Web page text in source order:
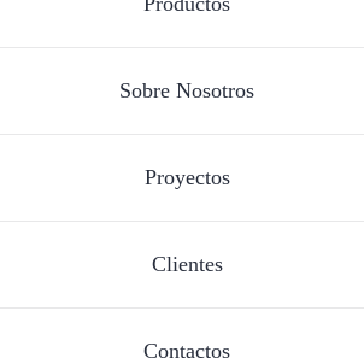
Sobre Nosotros
Proyectos
Clientes
Contactos